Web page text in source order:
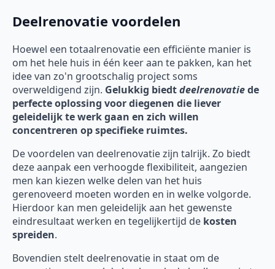
Deelrenovatie voordelen
Hoewel een totaalrenovatie een efficiënte manier is
om het hele huis in één keer aan te pakken, kan het
idee van zo'n grootschalig project soms
overweldigend zijn. Gelukkig biedtdeelrenovatiede
perfecte oplossing voor diegenen die liever
geleidelijk te werk gaan en zich willen
concentreren op specifieke ruimtes.
De voordelen van deelrenovatie zijn talrijk. Zo biedt
deze aanpak een verhoogde flexibiliteit, aangezien
men kan kiezen welke delen van het huis
gerenoveerd moeten worden en in welke volgorde.
Hierdoor kan men geleidelijk aan het gewenste
eindresultaat werken en tegelijkertijd de kosten
spreiden.
Bovendien stelt deelrenovatie in staat om de